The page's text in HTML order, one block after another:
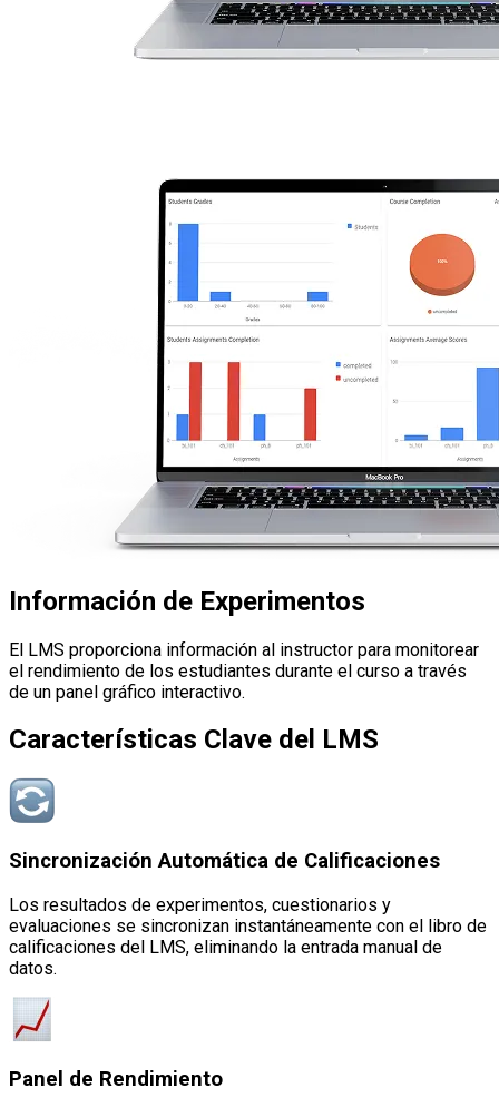
Información de Experimentos
El LMS proporciona información al instructor para monitorear
el rendimiento de los estudiantes durante el curso a través
de un panel gráfico interactivo.
Características Clave del LMS
Sincronización Automática de Calificaciones
Los resultados de experimentos, cuestionarios y
evaluaciones se sincronizan instantáneamente con el libro de
calificaciones del LMS, eliminando la entrada manual de
datos.
Panel de Rendimiento